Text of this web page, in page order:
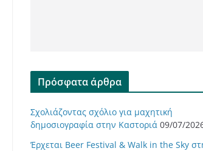
Πρόσφατα άρθρα
Σχολιάζοντας σχόλιο για μαχητική
δημοσιογραφία στην Καστοριά 09/07/
Έρχεται Beer Festival & Walk in the Sky